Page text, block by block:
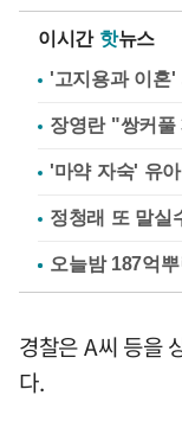
이시간 핫뉴스
'고지용과 이혼'
장영란 "쌍커
'마약 자숙' 유
정청래 또 말
경찰은 A씨 등을
다.